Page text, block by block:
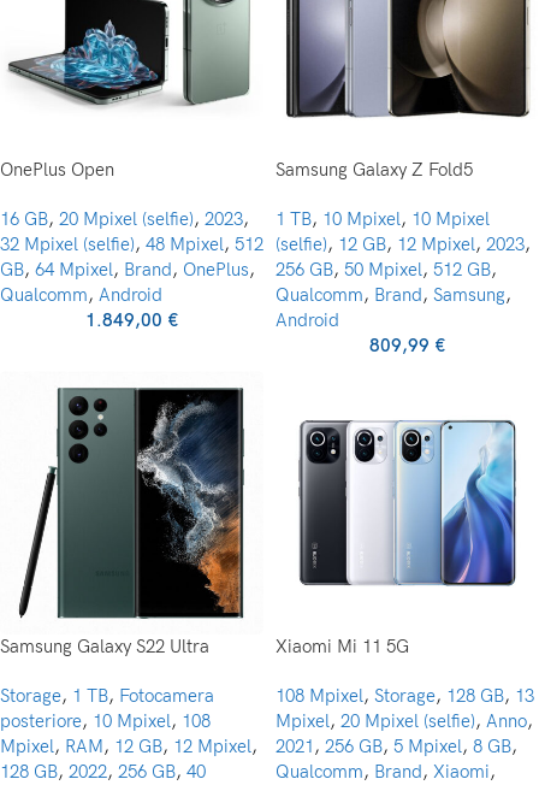
OnePlus Open
16 GB, 20 Mpixel (selfie), 2023,
32 Mpixel (selfie), 48 Mpixel, 512
GB, 64 Mpixel, Brand, OnePlus,
Qualcomm, Android
1.849,00 €
Samsung Galaxy Z Fold5
1 TB, 10 Mpixel, 10 Mpixel
(selfie), 12 GB, 12 Mpixel, 2023,
256 GB, 50 Mpixel, 512 GB,
Qualcomm, Brand, Samsung,
Android
809,99 €
Samsung Galaxy S22 Ultra
Storage, 1 TB, Fotocamera
posteriore, 10 Mpixel, 108
Mpixel, RAM, 12 GB, 12 Mpixel,
128 GB, 2022, 256 GB, 40
Xiaomi Mi 11 5G
108 Mpixel, Storage, 128 GB, 13
Mpixel, 20 Mpixel (selfie), Anno,
2021 , 256 GB, 5 Mpixel, 8 GB,
Qualcomm, Brand, Xiaomi,